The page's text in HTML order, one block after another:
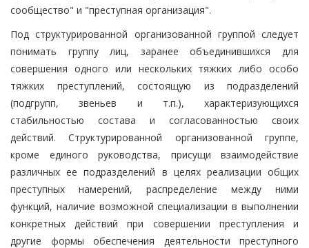
сообщество" и "преступная организация".
Под структурированной организованной группой следует
понимать группу лиц, заранее объединившихся для
совершения одного или нескольких тяжких либо особо
тяжких преступлений, состоящую из подразделений
(подгрупп, звеньев и т.п.), характеризующихся
стабильностью состава и согласованностью своих
действий. Структурированной организованной группе,
кроме единого руководства, присущи взаимодействие
различных ее подразделений в целях реализации общих
преступных намерений, распределение между ними
функций, наличие возможной специализации в выполнении
конкретных действий при совершении преступления и
другие формы обеспечения деятельности преступного